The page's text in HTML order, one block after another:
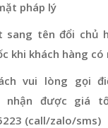
pháp lý
sang tên đổi chủ
khi khách hàng có
vui lòng gọi
nhận được giá
(call/zalo/sms)